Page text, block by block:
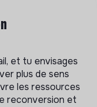
et tu envisages
plus de sens
les ressources
reconversion et